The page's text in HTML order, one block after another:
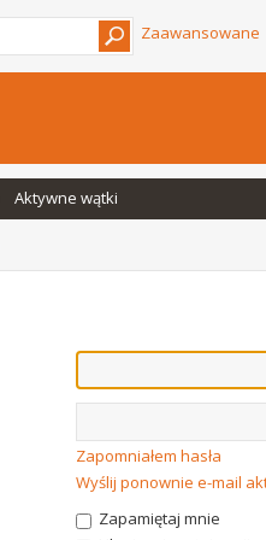
Zaawansowane
Aktywne wątki
Zapomniałem hasła
Wyślij ponownie e-mail
Zapamiętaj mnie